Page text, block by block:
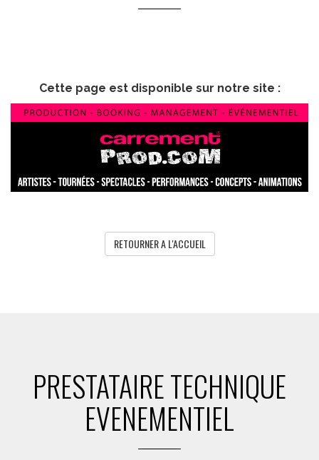
Cette page est disponible sur notre site :
RETOURNER A L'ACCUEIL
PRESTATAIRE TECHNIQUE
EVENEMENTIEL